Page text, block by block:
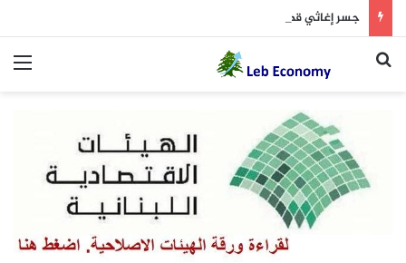
جسر إغاثي قطري – سعودي في الجنوب ينتظر موافقة واشنطن
بحث عن